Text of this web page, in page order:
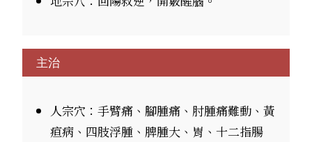
主治
人宗穴：手臂痛、腳腫痛、肘腫痛難動、黃
疸病、四肢浮腫、脾腫大、胃、十二指腸